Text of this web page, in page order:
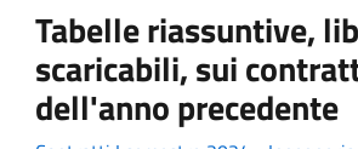
Tabelle riassuntive,
scaricabili, sui
dell'anno precedente